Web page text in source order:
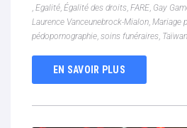
, Egalité, Égalité des droits, FARE, Gay
Laurence Vanceunebrock-Mialon, Mariage
pédopornographie, soins funéraires, Taïwan
EN SAVOIR PLUS